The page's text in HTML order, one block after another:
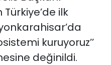
ilk
kuruyoruz’’
değinildi.